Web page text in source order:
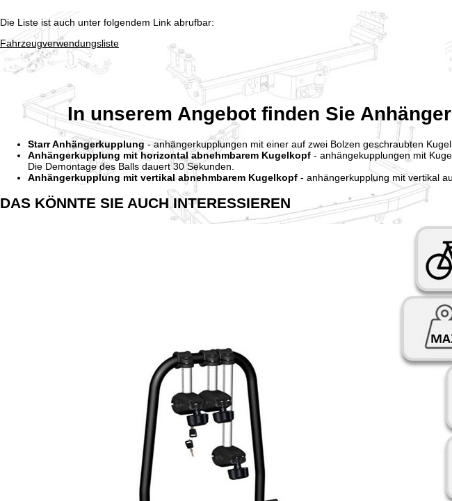
Die Liste ist auch unter folgendem Link abrufbar:
Fahrzeugverwendungsliste
In unserem Angebot finden Sie
Starr Anhängerkupplung- anhängerkupplungen mit einer auf zwei Bolzen geschraubten
Anhängerkupplung mit horizontal abnehmbarem Kugelkopf - anhängekupplungen mit
Die Demontage des Balls dauert 30 Sekunden.
Anhängerkupplung mit vertikal abnehmbarem Kugelkopf - anhängerkupplung mit vertikal
DAS KÖNNTE SIE AUCH INTERESSIEREN